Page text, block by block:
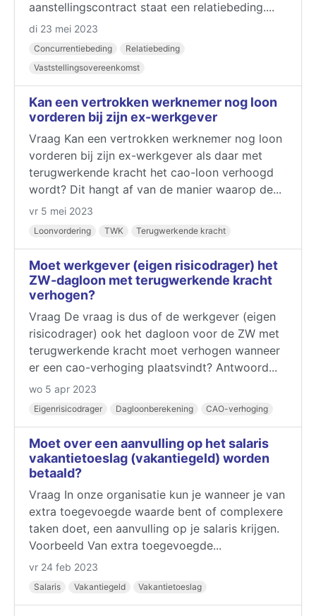
aanstellingscontract staat een relatiebeding....
di 23 mei 2023
Concurrentiebeding
Relatiebeding
Vaststellingsovereenkomst
Kan een vertrokken werknemer nog loon
vorderen bij zijn ex-werkgever
Vraag Kan een vertrokken werknemer nog loon
vorderen bij zijn ex-werkgever als daar met
terugwerkende kracht het cao-loon verhoogd
wordt? Dit hangt af van de manier waarop de...
vr 5 mei 2023
Loonvordering TWK Terugwerkende kracht
Moet werkgever (eigen risicodrager) het
ZW-dagloon met terugwerkende kracht
verhogen?
Vraag De vraag is dus of de werkgever (eigen
risicodrager) ook het dagloon voor de ZW met
terugwerkende kracht moet verhogen wanneer
er een cao-verhoging plaatsvindt? Antwoord...
wo 5 apr 2023
Eigenrisicodrager Dagloonberekening CAO-verhoging
Moet over een aanvulling op het salaris
vakantietoeslag (vakantiegeld) worden
betaald?
Vraag In onze organisatie kun je wanneer je van
extra toegevoegde waarde bent of complexere
taken doet, een aanvulling op je salaris krijgen.
Voorbeeld Van extra toegevoegde...
vr 24 feb 2023
Salaris Vakantiegeld Vakantietoeslag